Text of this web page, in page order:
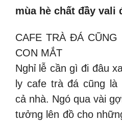
mùa hè chất đầy vali
CAFE TRÀ ĐÁ CŨNG
CON MẮT
Nghỉ lễ cần gì đi đâu
ly cafe trà đá cũng là
cả nhà. Ngó qua vài
tưởng lên đồ cho